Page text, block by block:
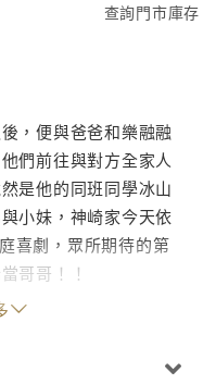
查詢門市庫存
，便與爸爸和樂融融
們前往與對方全家人
是他的同班同學冰山
小妹，神崎家今天依
喜劇，眾所期待的第
哥哥！！